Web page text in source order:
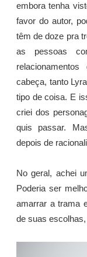
embora tenha
favor do autor,
têm de doze pra
as pessoas
cabeça, tanto
tipo de coisa. E
criei dos
quis passar.
depois de
No geral, achei
Poderia ser
amarrar a trama
de suas